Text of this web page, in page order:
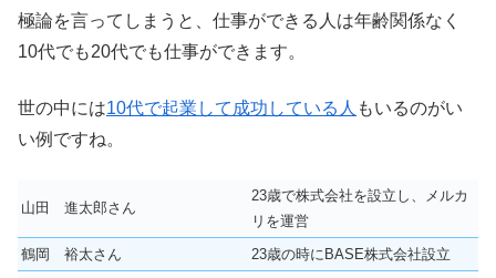
極論を言ってしまうと、仕事ができる人は年齢関係なく
10代でも20代でも仕事ができます。
世の中には10代で起業して成功している人 もいるのがい
い例ですね。
山田 進太郎さん
23歳で株式会社を設立し、メルカ
リを運営
鶴岡 裕太さん
23歳の時にBASE株式会社設立